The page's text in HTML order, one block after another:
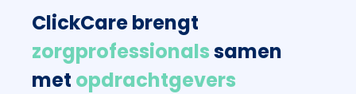
ClickCare brengt
zorgprofessionalssamen
met opdrachtgevers